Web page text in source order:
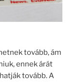
tovább, ám
ennek árát
tovább. A